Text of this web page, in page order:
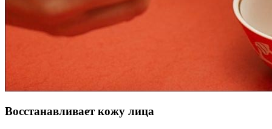
Восстанавливает кожу лица